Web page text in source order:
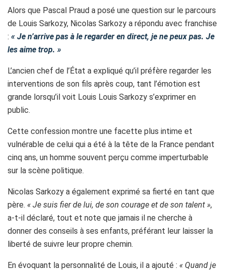
Alors que Pascal Praud a posé une question sur le parcours
de Louis Sarkozy, Nicolas Sarkozy a répondu avec franchise
: « Je n’arrive pas à le regarder en direct, je ne peux pas. Je
les aime trop. »
L’ancien chef de l’État a expliqué qu’il préfère regarder les
interventions de son fils après coup, tant l’émotion est
grande lorsqu’il voit Louis Louis Sarkozy s’exprimer en
public.
Cette confession montre une facette plus intime et
vulnérable de celui qui a été à la tête de la France pendant
cinq ans, un homme souvent perçu comme imperturbable
sur la scène politique.
Nicolas Sarkozy a également exprimé sa fierté en tant que
père. « Je suis fier de lui, de son courage et de son talent »,
a-t-il déclaré, tout et note que jamais il ne cherche à
donner des conseils à ses enfants, préférant leur laisser la
liberté de suivre leur propre chemin.
En évoquant la personnalité de Louis, il a ajouté : « Quand je